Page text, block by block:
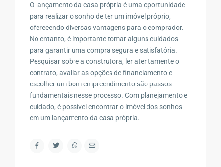
O lançamento da casa própria é uma oportunidade
para realizar o sonho de ter um imóvel próprio,
oferecendo diversas vantagens para o comprador.
No entanto, é importante tomar alguns cuidados
para garantir uma compra segura e satisfatória.
Pesquisar sobre a construtora, ler atentamente o
contrato, avaliar as opções de financiamento e
escolher um bom empreendimento são passos
fundamentais nesse processo. Com planejamento e
cuidado, é possível encontrar o imóvel dos sonhos
em um lançamento da casa própria.